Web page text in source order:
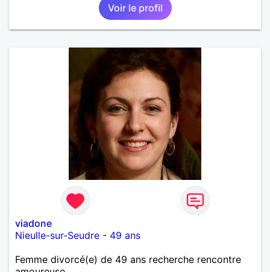
Voir le profil
viadone
Nieulle-sur-Seudre - 49 ans
Femme divorcé(e) de 49 ans recherche rencontre